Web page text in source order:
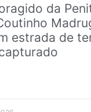
da
estrada de